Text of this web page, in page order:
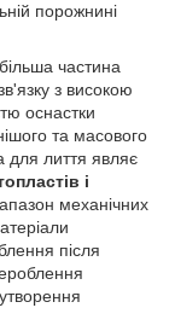
порожнині
частина
з високою
оснастки
та масового
для лиття являє
і
механічних
після